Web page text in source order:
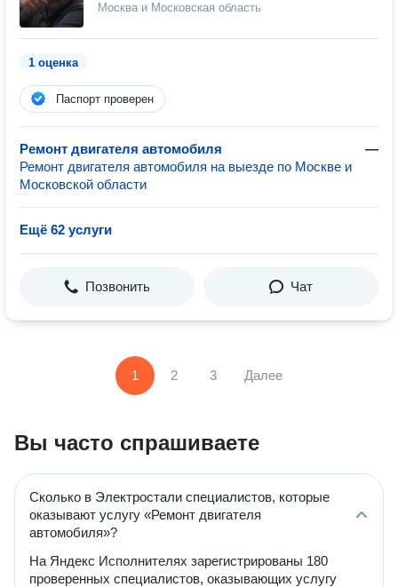
Москва и Московская область
1 оценка
Паспорт проверен
Ремонт двигателя автомобиля
—
Ремонт двигателя автомобиля на выезде по Москве и
Московской области
Ещё 62 услуги
Позвонить Чат
1 2 3 Далее
Вы часто спрашиваете
Сколько в Электростали специалистов, которые
оказывают услугу «Ремонт двигателя
автомобиля»?
На Яндекс Исполнителях зарегистрированы 180
проверенных специалистов, оказывающих услугу